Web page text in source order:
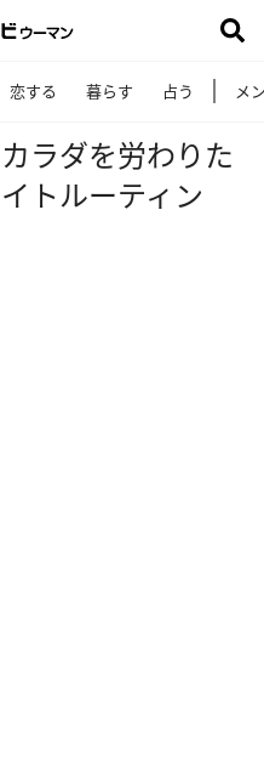
恋する 暮らす 占う メ
ラダを労わりた
トルーティン